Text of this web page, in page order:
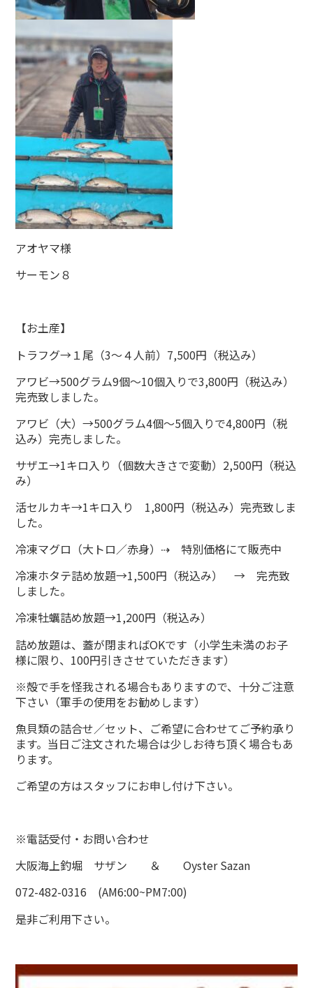
アオヤマ様
サーモン８
【お土産】
トラフグ→１尾（3～４人前）7,500円（税込み）
アワビ→500グラム9個～10個入りで3,800円（税込み）
完売致しました。
アワビ（大）→500グラム4個～5個入りで4,800円（税
込み）完売しました。
サザエ→1キロ入り（個数大きさで変動）2,500円（税込
み）
活セルカキ→1キロ入り 1,800円（税込み）完売致しま
した。
冷凍マグロ（大トロ／赤身）⇢ 特別価格にて販売中
冷凍ホタテ詰め放題→1,500円（税込み） → 完売致
しました。
冷凍牡蠣詰め放題→1,200円（税込み）
詰め放題は、蓋が閉まればOKです（小学生未満のお子
様に限り、100円引きさせていただきます）
※殻で手を怪我される場合もありますので、十分ご注意
下さい（軍手の使用をお勧めします）
魚貝類の詰合せ／セット、ご希望に合わせてご予約承り
ます。当日ご注文された場合は少しお待ち頂く場合もあ
ります。
ご希望の方はスタッフにお申し付け下さい。
※電話受付・お問い合わせ
大阪海上釣堀 サザン ＆ Oyster Sazan
072-482-0316 (AM6:00~PM7:00)
是非ご利用下さい。